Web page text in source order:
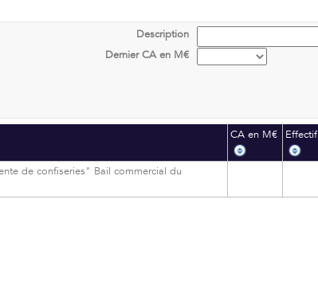
Description
Dernier CA en M€
CA en M€ Effectif
de confiseries" Bail commercial du